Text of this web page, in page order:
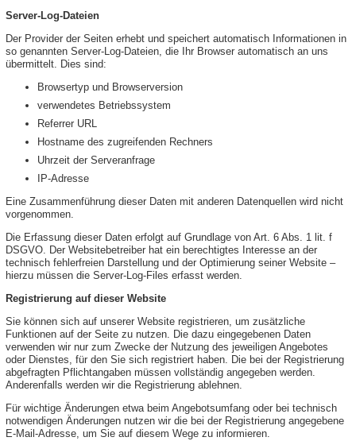
Server-Log-Dateien
Der Provider der Seiten erhebt und speichert automatisch Informationen in
so genannten Server-Log-Dateien, die Ihr Browser automatisch an uns
übermittelt. Dies sind:
Browsertyp und Browserversion
verwendetes Betriebssystem
Referrer URL
Hostname des zugreifenden Rechners
Uhrzeit der Serveranfrage
IP-Adresse
Eine Zusammenführung dieser Daten mit anderen Datenquellen wird nicht
vorgenommen.
Die Erfassung dieser Daten erfolgt auf Grundlage von Art. 6 Abs. 1 lit. f
DSGVO. Der Websitebetreiber hat ein berechtigtes Interesse an der
technisch fehlerfreien Darstellung und der Optimierung seiner Website –
hierzu müssen die Server-Log-Files erfasst werden.
Registrierung auf dieser Website
Sie können sich auf unserer Website registrieren, um zusätzliche
Funktionen auf der Seite zu nutzen. Die dazu eingegebenen Daten
verwenden wir nur zum Zwecke der Nutzung des jeweiligen Angebotes
oder Dienstes, für den Sie sich registriert haben. Die bei der Registrierung
abgefragten Pflichtangaben müssen vollständig angegeben werden.
Anderenfalls werden wir die Registrierung ablehnen.
Für wichtige Änderungen etwa beim Angebotsumfang oder bei technisch
notwendigen Änderungen nutzen wir die bei der Registrierung angegebene
E-Mail-Adresse, um Sie auf diesem Wege zu informieren.